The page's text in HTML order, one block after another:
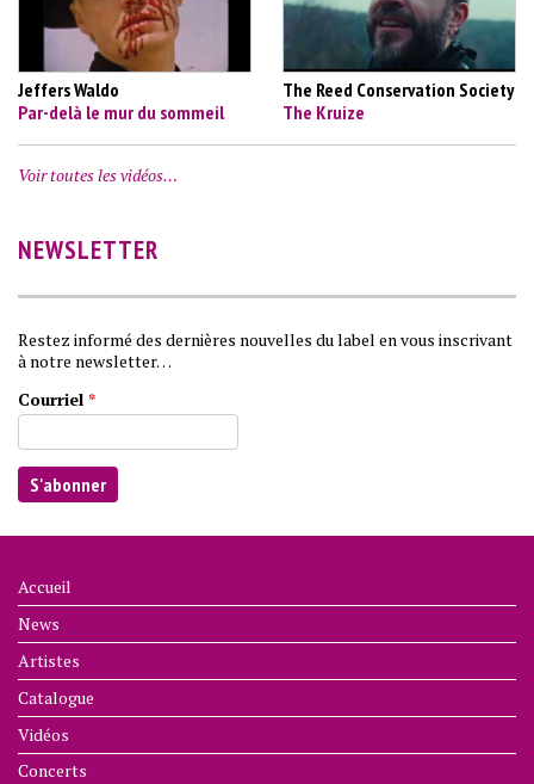
Jeffers Waldo
Par-delà le mur du sommeil
The Reed Conservation Society
The Kruize
Voir toutes les vidéos…
NEWSLETTER
Restez informé des dernières nouvelles du label en vous inscrivant
à notre newsletter…
Courriel *
Accueil
News
Artistes
Catalogue
Vidéos
Concerts